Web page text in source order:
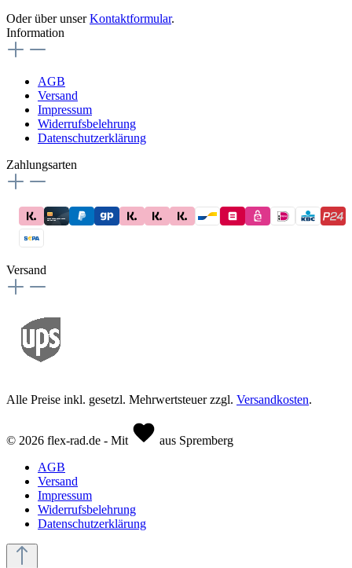
Oder über unserKontaktformular.
Information
AGB
Versand
Impressum
Widerrufsbelehrung
Datenschutzerklärung
Zahlungsarten
Versand
Alle Preise inkl. gesetzl. Mehrwertsteuer zzgl. Versandkosten.
© 2026 flex-rad.de - Mit
aus Spremberg
AGB
Versand
Impressum
Widerrufsbelehrung
Datenschutzerklärung